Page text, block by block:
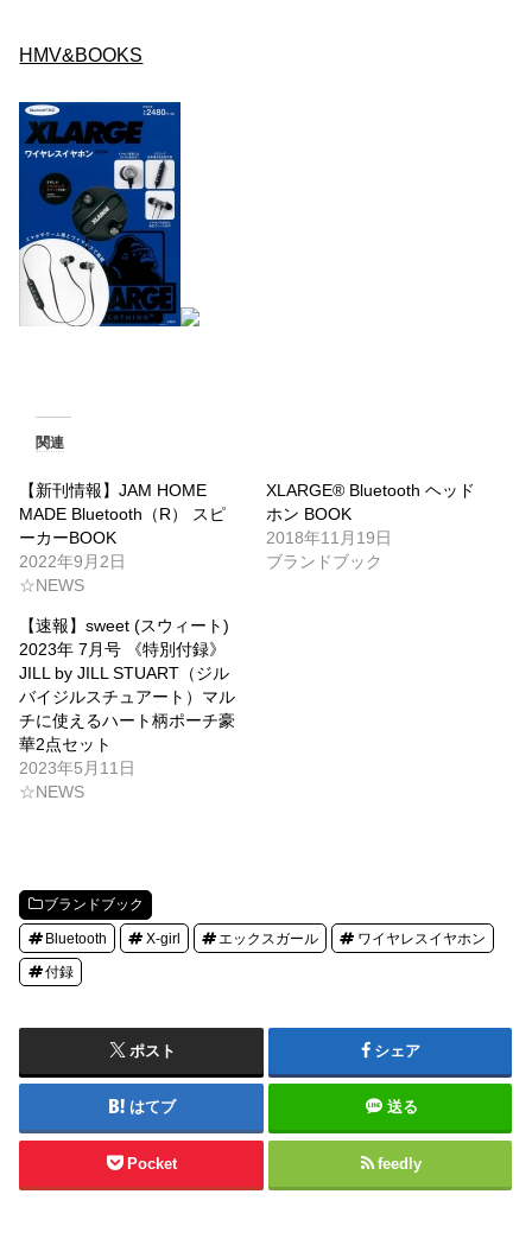
HMV&BOOKS
関連
【新刊情報】JAM HOME
MADE Bluetooth（R） スピ
ーカーBOOK
2022年9月2日
☆NEWS
XLARGE® Bluetooth ヘッド
ホン BOOK
2018年11月19日
ブランドブック
【速報】sweet (スウィート)
2023年 7月号 《特別付録》
JILL by JILL STUART（ジル
バイジルスチュアート）マル
チに使えるハート柄ポーチ豪
華2点セット
2023年5月11日
☆NEWS
ブランドブック
Bluetooth X-girl エックスガール ワイヤレスイヤホン
付録
ポスト シェア
はてブ 送る
Pocket feedly